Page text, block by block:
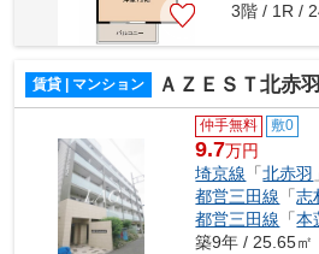
3階 / 1R /
賃貸 | マンション ＡＺＥＳＴ北赤羽
仲手無料 敷0
9.7万円
埼京線 「北赤羽
都営三田線 「志
都営三田線 「本
築9年 / 25.65㎡